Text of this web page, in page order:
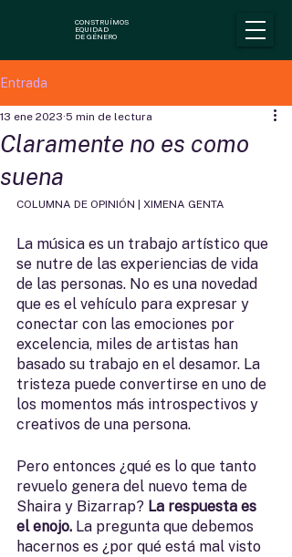
CONSTRUÍMOS
EQUIDAD
DE GÉNERO
Entrada
Claramente no es como
suena
13 ene 2023 5 min de lectura
COLUMNA DE OPINIÓN | XIMENA GENTA
La música es un trabajo artístico que
se nutre de las experiencias de vida
de las personas. No es una novedad
que es el vehículo para expresar y
conectar con las emociones por
excelencia, miles de artistas han
basado su trabajo en el desamor. La
tristeza puede convertirse en uno de
los momentos más introspectivos y
creativos de una persona.
Pero entonces ¿qué es lo que tanto
revuelo genera del nuevo tema de
Shaira y Bizarrap? La respuesta es
el enojo. La pregunta que debemos
hacernos es ¿por qué está mal visto